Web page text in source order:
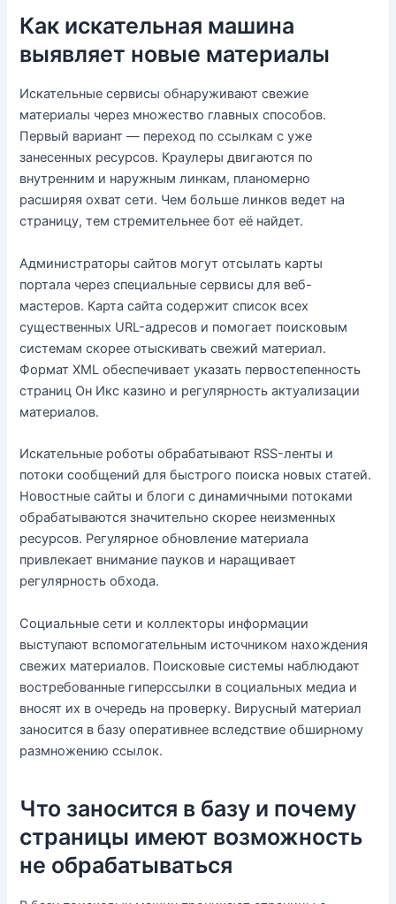
Как искательная машина
выявляет новые материалы
Искательные сервисы обнаруживают свежие
материалы через множество главных способов.
Первый вариант — переход по ссылкам с уже
занесенных ресурсов. Краулеры двигаются по
внутренним и наружным линкам, планомерно
расширяя охват сети. Чем больше линков ведет на
страницу, тем стремительнее бот её найдет.
Администраторы сайтов могут отсылать карты
портала через специальные сервисы для веб-
мастеров. Карта сайта содержит список всех
существенных URL-адресов и помогает поисковым
системам скорее отыскивать свежий материал.
Формат XML обеспечивает указать первостепенность
страниц Он Икс казино и регулярность актуализации
материалов.
Искательные роботы обрабатывают RSS-ленты и
потоки сообщений для быстрого поиска новых статей.
Новостные сайты и блоги с динамичными потоками
обрабатываются значительно скорее неизменных
ресурсов. Регулярное обновление материала
привлекает внимание пауков и наращивает
регулярность обхода.
Социальные сети и коллекторы информации
выступают вспомогательным источником нахождения
свежих материалов. Поисковые системы наблюдают
востребованные гиперссылки в социальных медиа и
вносят их в очередь на проверку. Вирусный материал
заносится в базу оперативнее вследствие обширному
размножению ссылок.
Что заносится в базу и почему
страницы имеют возможность
не обрабатываться